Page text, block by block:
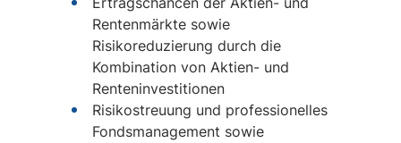
Rentenmärkte sowie
Risikoreduzierung durch die
Kombination von Aktien- und
Renteninvestitionen
Risikostreuung und professionelles
Fondsmanagement sowie